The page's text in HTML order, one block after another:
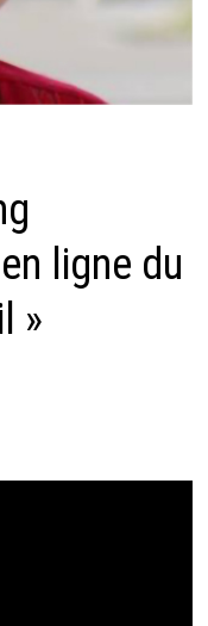
ligne du
»